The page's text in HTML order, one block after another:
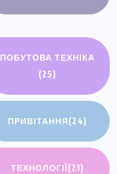
ПОБУТОВА ТЕХНІКА
(25)
ПРИВІТАННЯ(24)
ТЕХНОЛОГІЇ(21)